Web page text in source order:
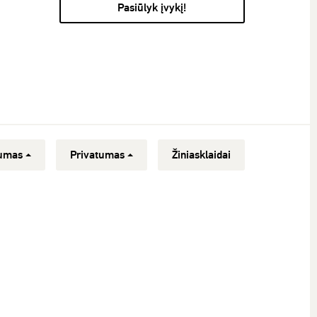
Pasiūlyk įvykį!
Privatumas Žiniasklaidai